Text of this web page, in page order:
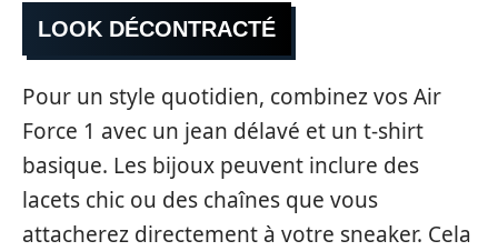
LOOK DÉCONTRACTÉ
Pour un style quotidien, combinez vos Air
Force 1 avec un jean délavé et un t-shirt
basique. Les bijoux peuvent inclure des
lacets chic ou des chaînes que vous
attacherez directement à votre sneaker. Cela